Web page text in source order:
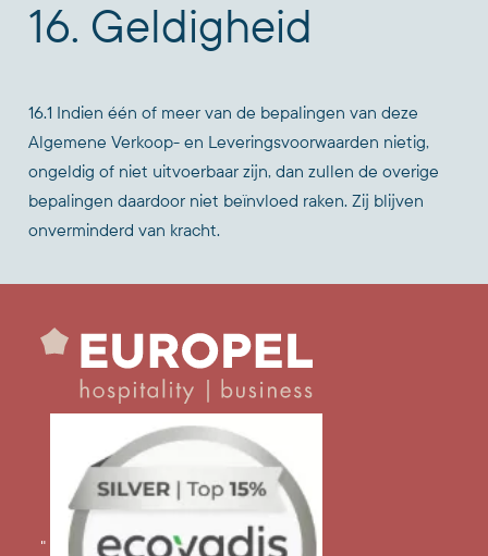
16. Geldigheid
16.1 Indien één of meer van de bepalingen van deze
Algemene Verkoop- en Leveringsvoorwaarden nietig,
ongeldig of niet uitvoerbaar zijn, dan zullen de overige
bepalingen daardoor niet beïnvloed raken. Zij blijven
onverminderd van kracht.
"